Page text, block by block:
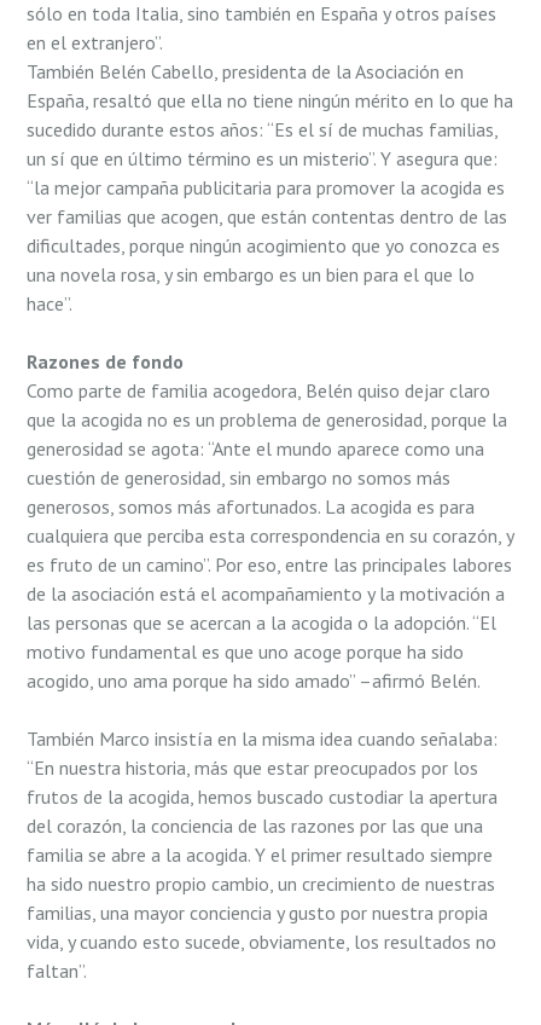
sólo en toda Italia, sino también en España y otros países
en el extranjero”.
También Belén Cabello, presidenta de la Asociación en
España, resaltó que ella no tiene ningún mérito en lo que ha
sucedido durante estos años: “Es el sí de muchas familias,
un sí que en último término es un misterio”. Y asegura que:
“la mejor campaña publicitaria para promover la acogida es
ver familias que acogen, que están contentas dentro de las
dificultades, porque ningún acogimiento que yo conozca es
una novela rosa, y sin embargo es un bien para el que lo
hace”.
Razones de fondo
Como parte de familia acogedora, Belén quiso dejar claro
que la acogida no es un problema de generosidad, porque la
generosidad se agota: “Ante el mundo aparece como una
cuestión de generosidad, sin embargo no somos más
generosos, somos más afortunados. La acogida es para
cualquiera que perciba esta correspondencia en su corazón, y
es fruto de un camino”. Por eso, entre las principales labores
de la asociación está el acompañamiento y la motivación a
las personas que se acercan a la acogida o la adopción. “El
motivo fundamental es que uno acoge porque ha sido
acogido, uno ama porque ha sido amado” –afirmó Belén.
También Marco insistía en la misma idea cuando señalaba:
“En nuestra historia, más que estar preocupados por los
frutos de la acogida, hemos buscado custodiar la apertura
del corazón, la conciencia de las razones por las que una
familia se abre a la acogida. Y el primer resultado siempre
ha sido nuestro propio cambio, un crecimiento de nuestras
familias, una mayor conciencia y gusto por nuestra propia
vida, y cuando esto sucede, obviamente, los resultados no
faltan”.